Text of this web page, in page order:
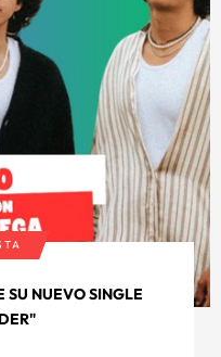
SU NUEVO SINGLE